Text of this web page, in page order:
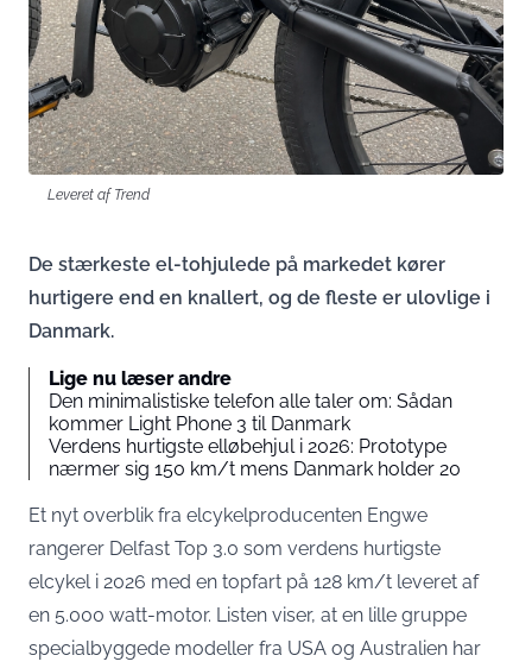
Leveret af Trend
De stærkeste el-tohjulede på markedet kører
hurtigere end en knallert, og de fleste er ulovlige i
Danmark.
Lige nu læser andre
Den minimalistiske telefon alle taler om: Sådan
kommer Light Phone 3 til Danmark
Verdens hurtigste elløbehjul i 2026: Prototype
nærmer sig 150 km/t mens Danmark holder 20
Et nyt overblik fra elcykelproducenten Engwe
rangerer Delfast Top 3.0 som verdens hurtigste
elcykel i 2026 med en topfart på 128 km/t leveret af
en 5.000 watt-motor. Listen viser, at en lille gruppe
specialbyggede modeller fra USA og Australien har